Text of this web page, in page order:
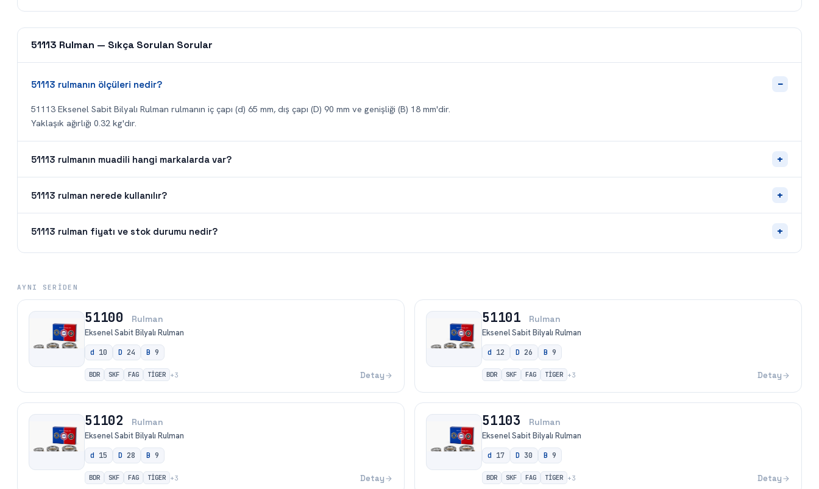
51113 Rulman — Sıkça Sorulan Sorular
51113 rulmanın ölçüleri nedir? −
51113 Eksenel Sabit Bilyalı Rulman rulmanın iç çapı (d) 65 mm, dış çapı (D) 90 mm ve genişliği (B) 18 mm'dir.
Yaklaşık ağırlığı 0.32 kg'dır.
51113 rulmanın muadili hangi markalarda var? +
51113 rulman nerede kullanılır? +
51113 rulman fiyatı ve stok durumu nedir? +
AYNI SERIDEN
51100 Rulman
Eksenel Sabit Bilyalı Rulman
d 10 D 24 B 9
BDR SKF FAG TİGER +3 Detay
51101 Rulman
Eksenel Sabit Bilyalı Rulman
d 12 D 26 B 9
BDR SKF FAG TİGER +3 Detay
51102 Rulman
Eksenel Sabit Bilyalı Rulman
d 15 D 28 B 9
BDR SKF FAG TİGER +3 Detay
51103 Rulman
Eksenel Sabit Bilyalı Rulman
d 17 D 30 B 9
BDR SKF FAG TİGER +3 Detay